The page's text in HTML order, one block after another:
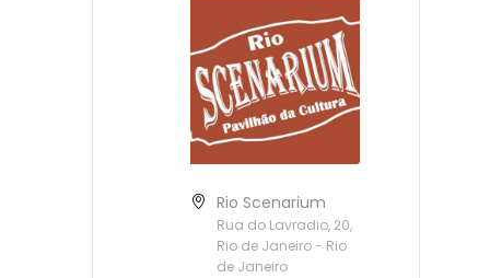
Rio Scenarium
Rua do Lavradio, 20,
Rio de Janeiro - Rio
de Janeiro